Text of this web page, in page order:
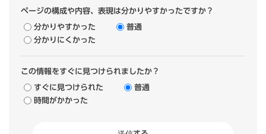
ページの構成や内容、表現は分かりやすかったですか？
分かりやすかった
普通
分かりにくかった
この情報をすぐに見つけられましたか？
すぐに見つけられた
普通
時間がかかった